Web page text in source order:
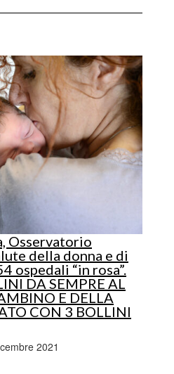
Osservatorio
della donna e di
ospedali “in rosa”.
DA SEMPRE AL
E DELLA
CON 3 BOLLINI
2021